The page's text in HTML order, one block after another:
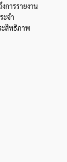
การรายงาน
ะจำ
ะสิทธิภาพ